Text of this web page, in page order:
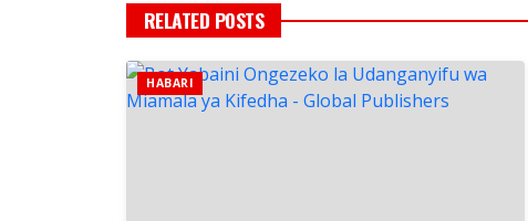
RELATED POSTS
HABARI